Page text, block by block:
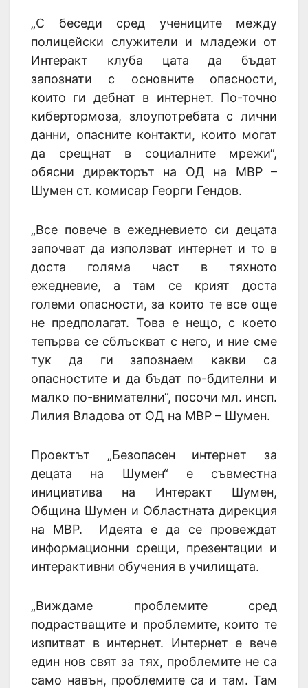
„С беседи сред учениците между
полицейски служители и младежи от
Интеракт клуба цата да бъдат
запознати с основните опасности,
които ги дебнат в интернет. По-точно
кибертормоза, злоупотребата с лични
данни, опасните контакти, които могат
да срещнат в социалните мрежи“,
обясни директорът на ОД на МВР –
Шумен ст. комисар Георги Гендов.
„Все повече в ежедневието си децата
започват да използват интернет и то в
доста голяма част в тяхното
ежедневие, а там се крият доста
големи опасности, за които те все още
не предполагат. Това е нещо, с което
тепърва се сблъскват с него, и ние сме
тук да ги запознаем какви са
опасностите и да бъдат по-бдителни и
малко по-внимателни“, посочи мл. инсп.
Лилия Владова от ОД на МВР – Шумен.
Проектът „Безопасен интернет за
децата на Шумен“ е съвместна
инициатива на Интеракт Шумен,
Община Шумен и Областната дирекция
на МВР. Идеята е да се провеждат
информационни срещи, презентации и
интерактивни обучения в училищата.
„Виждаме проблемите сред
подрастващите и проблемите, които те
изпитват в интернет. Интернет е вече
един нов свят за тях, проблемите не са
само навън, проблемите са и там. Там